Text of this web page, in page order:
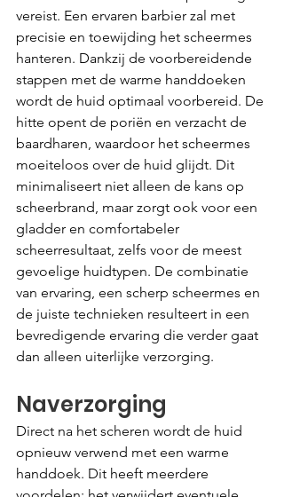
vereist. Een ervaren barbier zal met
precisie en toewijding het scheermes
hanteren. Dankzij de voorbereidende
stappen met de warme handdoeken
wordt de huid optimaal voorbereid. De
hitte opent de poriën en verzacht de
baardharen, waardoor het scheermes
moeiteloos over de huid glijdt. Dit
minimaliseert niet alleen de kans op
scheerbrand, maar zorgt ook voor een
gladder en comfortabeler
scheerresultaat, zelfs voor de meest
gevoelige huidtypen. De combinatie
van ervaring, een scherp scheermes en
de juiste technieken resulteert in een
bevredigende ervaring die verder gaat
dan alleen uiterlijke verzorging.
Naverzorging
Direct na het scheren wordt de huid
opnieuw verwend met een warme
handdoek. Dit heeft meerdere